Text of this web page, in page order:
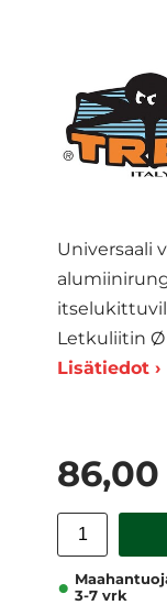
Universaali
Letkuliitin Ø
Lisätiedot ›
3-7 vrk